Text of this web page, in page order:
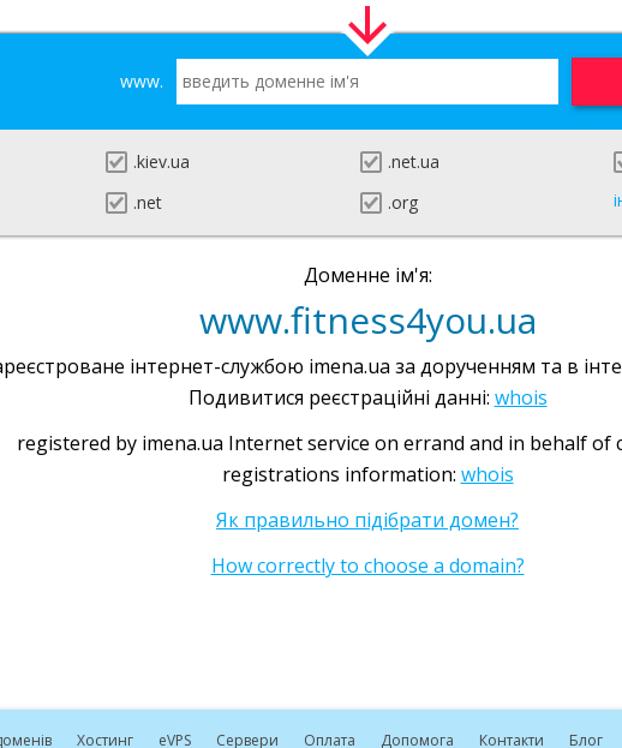
www.
.kiev.ua .net.ua
.net .org
Доменне ім'я:
www.fitness4you.ua
інтернет-службою imena.ua за дорученням та в
Подивитися реєстраційні данні: whois
registered by imena.ua Internet service on errand and in behalf of
registrations information: whois
Як правильно підібрати домен?
How correctly to choose a domain?
Хостинг eVPS Сервери Оплата Допомога Контакти Блог